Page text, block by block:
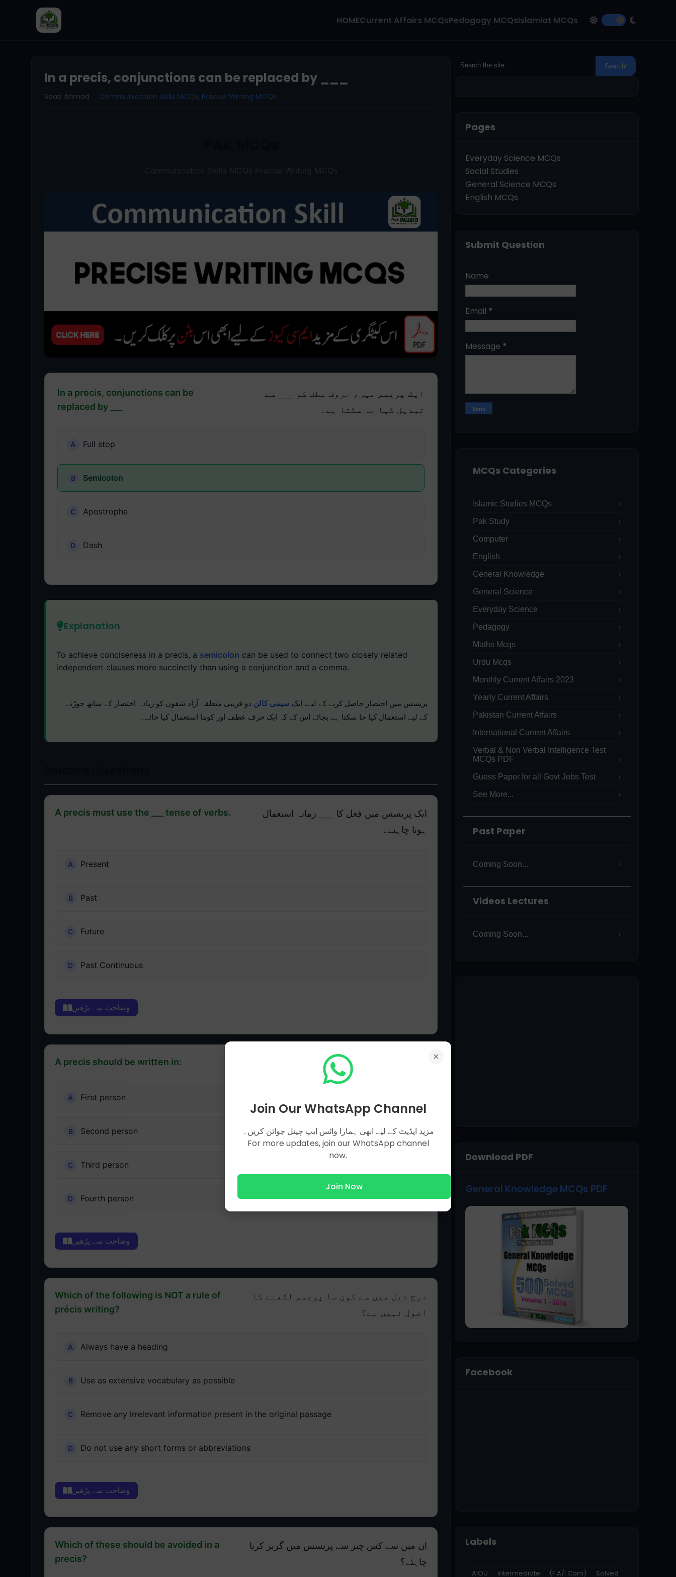
HOMECurrent Affairs MCQsPedagogy MCQsIslamiat MCQs
In a precis, conjunctions can be replaced by ___
Saad Ahmad Communication Skills MCQs, Precise Writing MCQs
In a precis, conjunctions can be
replaced by ___
ایک پریسس میں، حروف عطف کو ___ سے
تبدیل کیا جا سکتا ہے۔
Full stop
Semicolon
Apostrophe
Dash
Explanation
To achieve conciseness in a precis, a semicolon can be used to connect two closely related
independent clauses more succinctly than using a conjunction and a comma.
پریسس میں اختصار حاصل کرنے کے لیے، ایک سیمی کالن دو قریبی متعلقہ آزاد شقوں کو زیادہ اختصار کے ساتھ جوڑنے
کے لیے استعمال کیا جا سکتا ہے بجائے اس کے کہ ایک حرف عطف اور کوما استعمال کیا جائے۔
A precis must use the ___ tense of verbs.
ایک پریسس میں فعل کا ___ زمانہ استعمال
ہونا چاہیے۔
Present
Past
Future
Past Continuous
وضاحت سے پڑھیں
A precis should be written in: ایک پریسس لکھا جانا چاہئے:
First person
Second person
Third person
Fourth person
وضاحت سے پڑھیں
Which of the following is NOT a rule of
précis writing?
درج ذیل میں سے کون سا پریسس لکھنے کا
اصول نہیں ہے؟
Always have a heading
Use as extensive vocabulary as possible
Remove any irrelevant information present in the original passage
Do not use any short forms or abbreviations
وضاحت سے پڑھیں
Which of these should be avoided in a
precis?
ان میں سے کس چیز سے پریسس میں گریز کرنا
چاہئے؟
Pages
Everyday Science MCQs
Social Studies
General Science MCQs
English MCQs
Submit Question
Name
Email *
Message *
MCQs Categories
Islamic Studies MCQs
Pak Study
Computer
English
General Knowledge
General Science
Everyday Science
Pedagogy
Maths Mcqs
Urdu Mcqs
Monthly Current Affairs 2023
Yearly Current Affairs
Pakistan Current Affairs
International Current Affairs
Verbal & Non Verbal Intelligence Test
MCQs PDF
Guess Paper for all Govt Jobs Test
See More...
Past Paper
Coming Soon...
Videos Lectures
Coming Soon...
Download PDF
General Knowledge MCQs PDF
Facebook
Labels
AIOU Intermediate (F.A/I.Com) Solved
Join Our WhatsApp Channel
مزید اپڈیٹ کے لیے ابھی ہمارا واٹس ایپ چینل جوائن کریں۔
For more updates, join our WhatsApp channel
now.
Join Now